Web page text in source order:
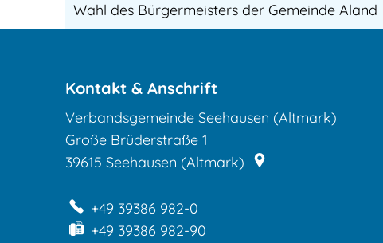
Wahl des Bürgermeisters der Gemeinde Aland
Kontakt & Anschrift
Verbandsgemeinde Seehausen (Altmark)
Große Brüderstraße 1
39615 Seehausen (Altmark)
+49 39386 982-0
+49 39386 982-90